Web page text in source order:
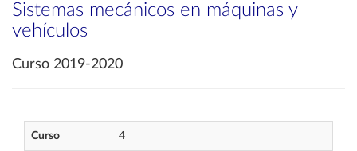
Sistemas mecánicos en máquinas y
vehículos
Curso 2019-2020
Curso 4